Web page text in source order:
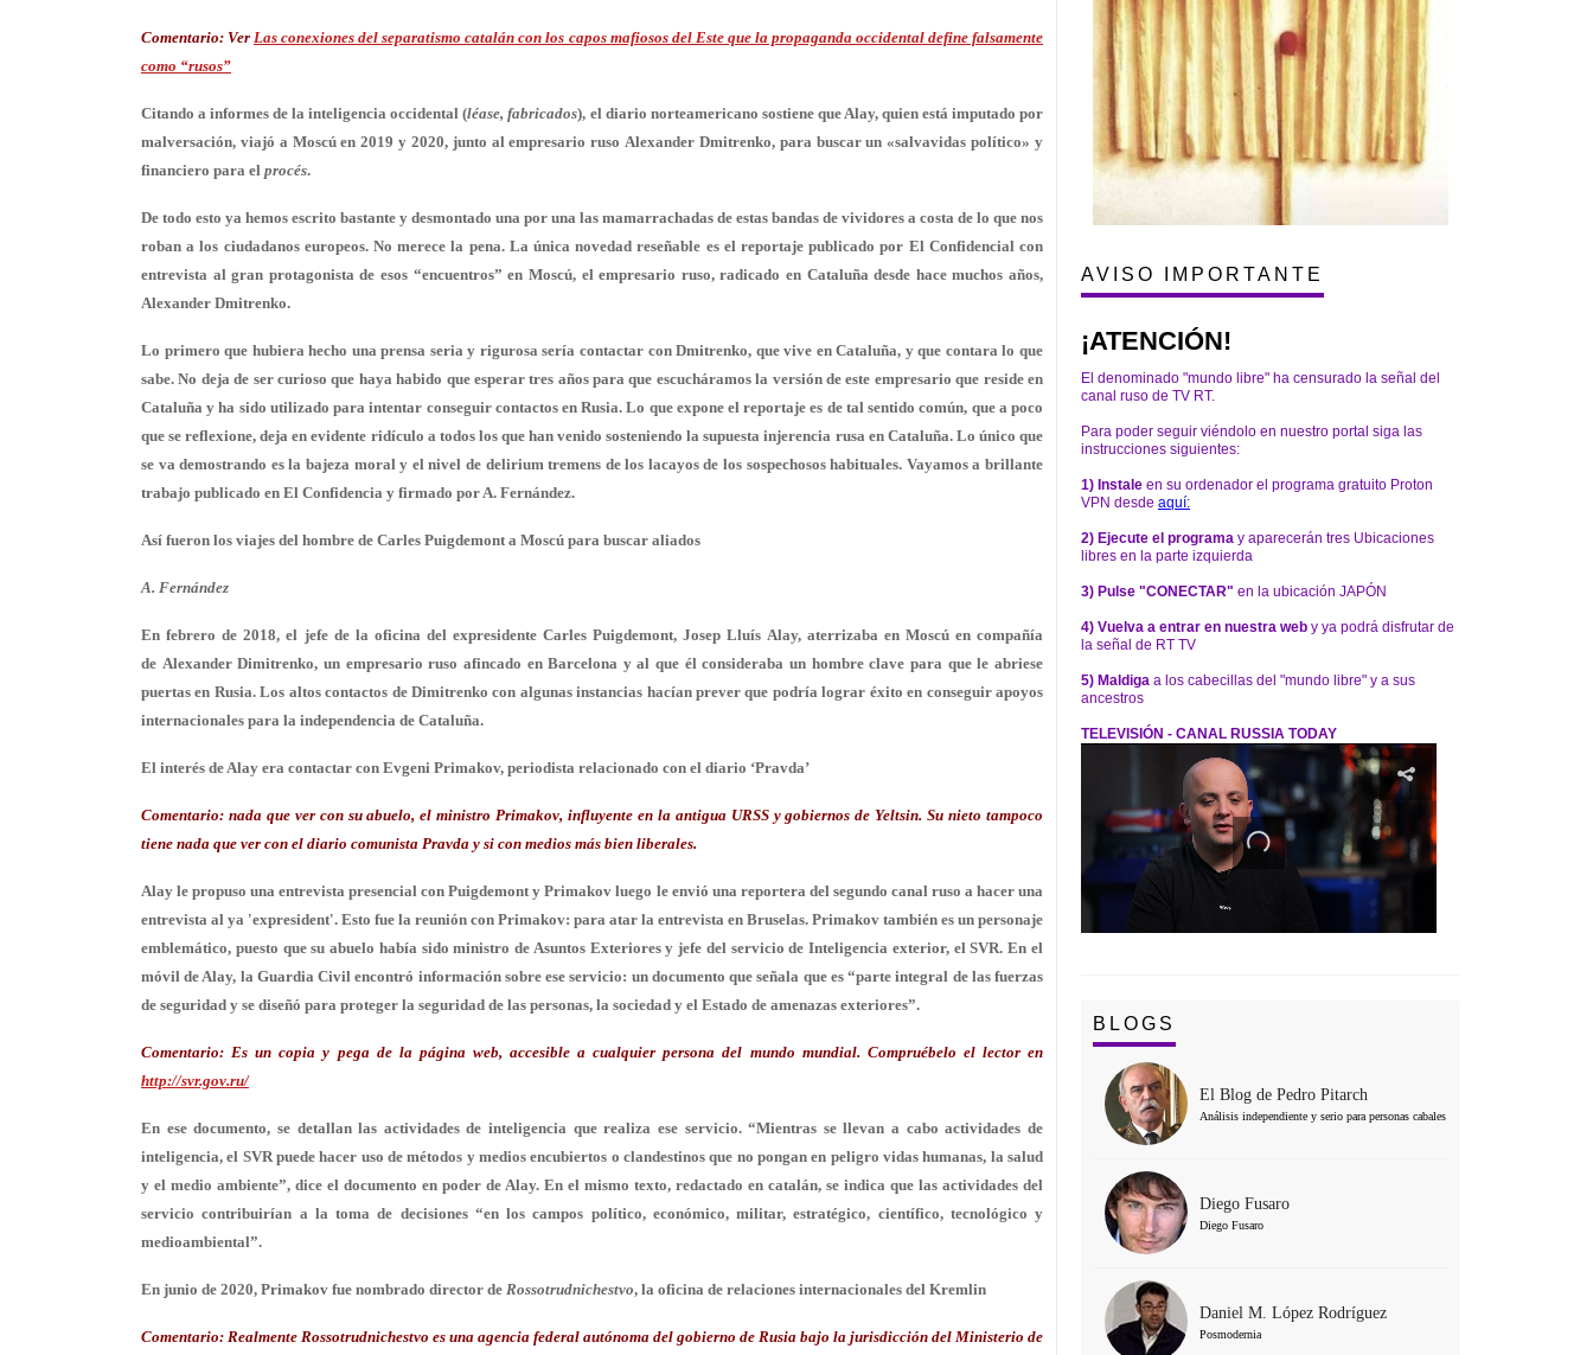
Comentario: Ver Las conexiones del separatismo catalán con los capos mafiosos del Este que la propaganda occidental define falsamente
como “rusos”
Citando a informes de la inteligencia occidental (léase, fabricados), el diario norteamericano sostiene que Alay, quien está imputado por
malversación, viajó a Moscú en 2019 y 2020, junto al empresario rusoAlexander Dmitrenko, para buscar un «salvavidas político» y
financiero para el procés.
De todo esto ya hemos escrito bastante y desmontado una por una las mamarrachadas de estas bandas de vividores a costa de lo que nos
roban a los ciudadanos europeos. No merece la pena. La única novedad reseñable es el reportaje publicado por El Confidencial con
entrevista al gran protagonista de esos “encuentros” en Moscú, el empresario ruso, radicado en Cataluña desde hace muchos años,
Alexander Dmitrenko.
Lo primero que hubiera hecho una prensa seria y rigurosa sería contactar con Dmitrenko, que vive en Cataluña, y que contara lo que
sabe. No deja de ser curioso que haya habido que esperar tres años para que escucháramos la versión de este empresario que reside en
Cataluña y ha sido utilizado para intentar conseguir contactos en Rusia. Lo que expone el reportaje es de tal sentido común, que a poco
que se reflexione, deja en evidente ridículo a todos los que han venido sosteniendo la supuesta injerencia rusa en Cataluña. Lo único que
se va demostrando es la bajeza moral y el nivel de delirium tremens de los lacayos de los sospechosos habituales. Vayamos a brillante
trabajo publicado en El Confidencia y firmado por A. Fernández.
Así fueron los viajes del hombre de Carles Puigdemont a Moscú para buscar aliados
A. Fernández
En febrero de 2018, el jefe de la oficina del expresidente Carles Puigdemont, Josep Lluís Alay, aterrizaba en Moscú en compañía
de Alexander Dimitrenko, un empresario ruso afincado en Barcelona y al que él consideraba un hombre clave para que le abriese
puertas en Rusia. Los altos contactos de Dimitrenko con algunas instancias hacían prever que podría lograr éxito en conseguir apoyos
internacionales para la independencia de Cataluña.
El interés de Alay era contactar con Evgeni Primakov, periodista relacionado con el diario ‘Pravda’
Comentario: nada que ver con su abuelo, el ministro Primakov, influyente en la antigua URSS y gobiernos de Yeltsin. Su nieto tampoco
tiene nada que ver con el diario comunista Pravda y si con medios más bien liberales.
Alay le propuso una entrevista presencial con Puigdemont y Primakov luego le envió una reportera del segundo canal ruso a hacer una
entrevista al ya 'expresident'. Esto fue la reunión con Primakov: para atar la entrevista en Bruselas. Primakov también es un personaje
emblemático, puesto que su abuelo había sido ministro de Asuntos Exteriores y jefe del servicio de Inteligencia exterior, el SVR. En el
móvil de Alay, la Guardia Civil encontró información sobre ese servicio: un documento que señala que es “parte integral de las fuerzas
de seguridad y se diseñó para proteger la seguridad de las personas, la sociedad y el Estado de amenazas exteriores”.
Comentario: Es un copia y pega de la página web, accesible a cualquier persona del mundo mundial. Compruébelo el lector en
http://svr.gov.ru/
En ese documento, se detallan las actividades de inteligencia que realiza ese servicio. “Mientras se llevan a cabo actividades de
inteligencia, el SVR puede hacer uso de métodos y medios encubiertos o clandestinos que no pongan en peligro vidas humanas, la salud
y el medio ambiente”, dice el documento en poder de Alay. En el mismo texto, redactado en catalán, se indica que las actividades del
servicio contribuirían a la toma de decisiones “en los campos político, económico, militar, estratégico, científico, tecnológico y
medioambiental”.
En junio de 2020, Primakov fue nombrado director de Rossotrudnichestvo, la oficina de relaciones internacionales del Kremlin
Comentario: Realmente Rossotrudnichestvo es una agencia federal autónoma del gobierno de Rusia bajo la jurisdicción del Ministerio de
AVISO IMPORTANTE
¡ATENCIÓN!
El denominado "mundo libre" ha censurado la señal del
canal ruso de TV RT.
Para poder seguir viéndolo en nuestro portal siga las
instrucciones siguientes:
1) Instale en su ordenador el programa gratuito Proton
VPN desde aquí:
2) Ejecute el programa y aparecerán tres Ubicaciones
libres en la parte izquierda
3) Pulse "CONECTAR" en la ubicación JAPÓN
4) Vuelva a entrar en nuestra web y ya podrá disfrutar de
la señal de RT TV
5) Maldiga a los cabecillas del "mundo libre" y a sus
ancestros
TELEVISIÓN - CANAL RUSSIA TODAY
BLOGS
El Blog de Pedro Pitarch
Análisis independiente y serio para personas cabales
Diego Fusaro
Diego Fusaro
Daniel M. López Rodríguez
Posmodernia